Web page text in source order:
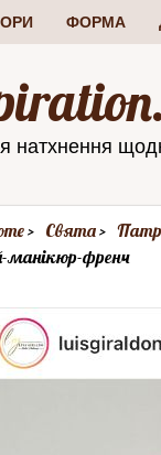
ФОРМА
натхнення
Свята
манікюр-френч